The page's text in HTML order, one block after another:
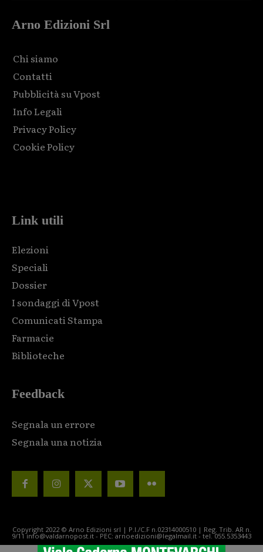
Arno Edizioni Srl
Chi siamo
Contatti
Pubblicità su Vpost
Info Legali
Privacy Policy
Cookie Policy
Link utili
Elezioni
Speciali
Dossier
I sondaggi di Vpost
Comunicati Stampa
Farmacie
Biblioteche
Feedback
Segnala un errore
Segnala una notizia
Copyright 2022 © Arno Edizioni srl | P.I./C.F n.02314000510 | Reg. Trib. AR n.
9/11 info@valdarnopost.it - PEC: arnoedizioni@legalmail.it - tel. 055.5353443